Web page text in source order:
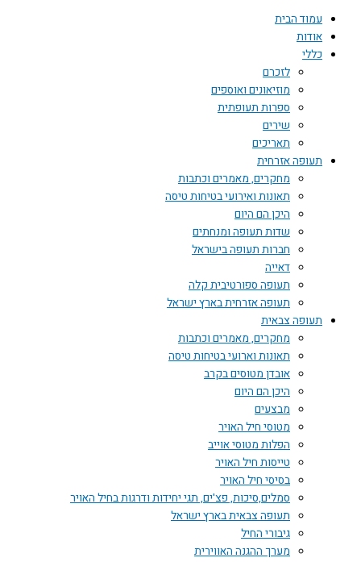
עמוד הבית
אודות
כללי
לזכרם
מוזיאונים ואוספים
ספרות תעופתית
שירים
תאריכים
תעופה אזרחית
מחקרים, מאמרים וכתבות
תאונות ואירועי בטיחות טיסה
היכן הם היום
שדות תעופה ומנחתים
חברות תעופה בישראל
דאייה
תעופה ספורטיבית קלה
תעופה אזרחית בארץ ישראל
תעופה צבאית
מחקרים, מאמרים וכתבות
תאונות וארועי בטיחות טיסה
אובדן מטוסים בקרב
היכן הם היום
מבצעים
מטוסי חיל האויר
הפלות מטוסי אוייב
טייסות חיל האויר
בסיסי חיל האויר
סמלים,סיכות, פצ'ים, תגי יחידות ודרגות בחיל האויר
תעופה צבאית בארץ ישראל
גיבורי החיל
מערך ההגנה האווירית